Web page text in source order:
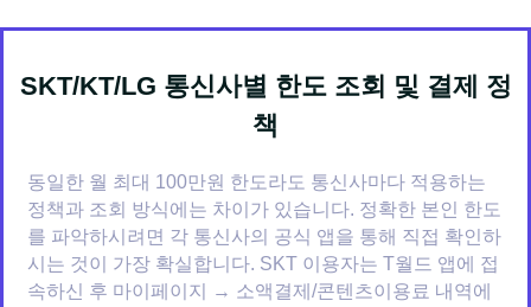
SKT/KT/LG 통신사별 한도 조회 및 결제 정
책
동일한 월 최대 100만원 한도라도 통신사마다 적용하는
정책과 조회 방식에는 차이가 있습니다. 정확한 본인 한도
를 파악하시려면 각 통신사의 공식 앱을 통해 직접 확인하
시는 것이 가장 확실합니다. SKT 이용자는 T월드 앱에 접
속하신 후 마이페이지 → 소액결제/콘텐츠이용료 내역에